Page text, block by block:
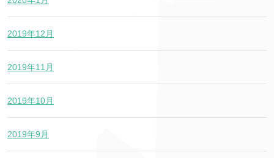
2019年12月
2019年11月
2019年10月
2019年9月